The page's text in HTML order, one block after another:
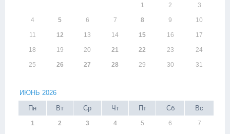
1 2 3
4 5 6 7 8 9 10
11 12 13 14 15 16 17
18 19 20 21 22 23 24
25 26 27 28 29 30 31
ИЮНЬ 2026
Пн
Вт Ср Чт Пт Сб Вс
1 2 3 4 5 6 7